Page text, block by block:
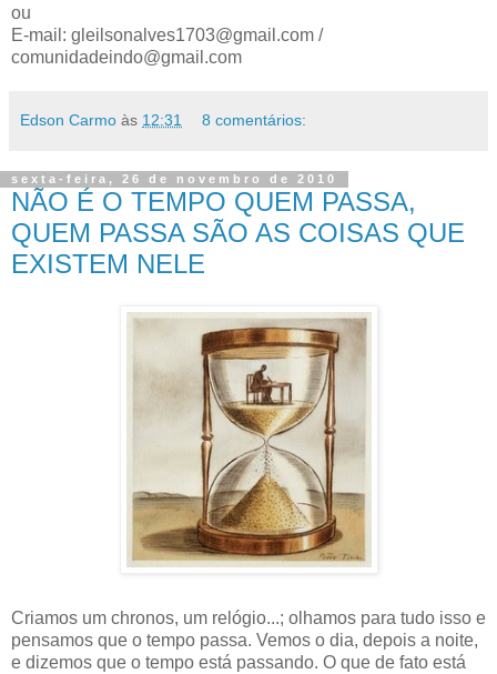
ou
E-mail: gleilsonalves1703@gmail.com /
comunidadeindo@gmail.com
Edson Carmo às 12:31 8 comentários:
sexta-feira, 26 de novembro de 2010
NÃO É O TEMPO QUEM PASSA,
QUEM PASSA SÃO AS COISAS QUE
EXISTEM NELE
Criamos um chronos, um relógio...; olhamos para tudo isso e
pensamos que o tempo passa. Vemos o dia, depois a noite,
e dizemos que o tempo está passando. O que de fato está